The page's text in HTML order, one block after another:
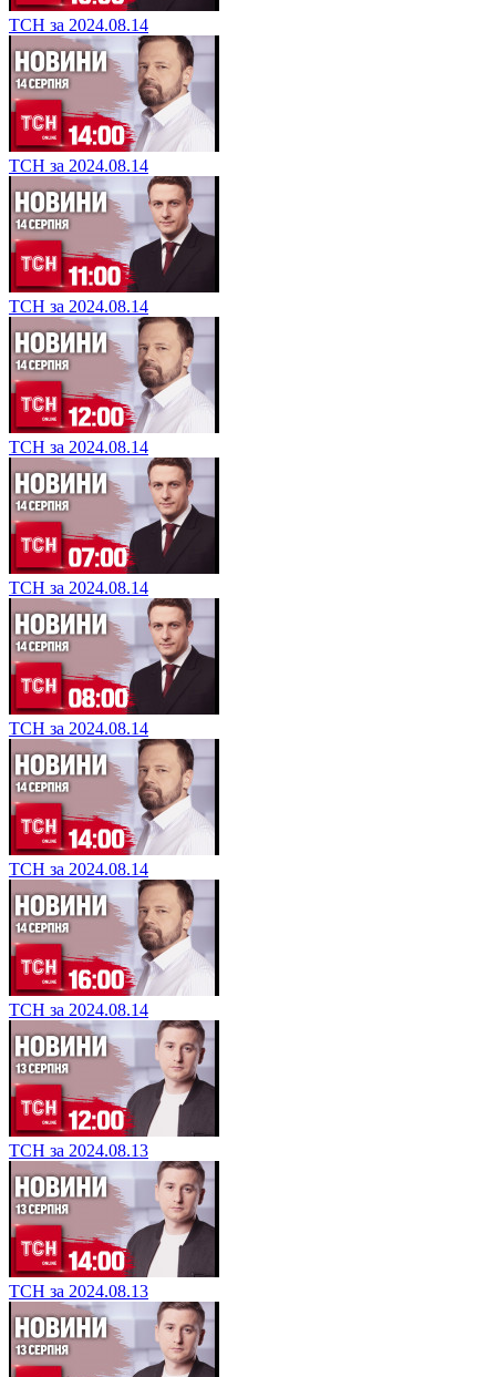
ТСН за 2024.08.14
ТСН за 2024.08.14
ТСН за 2024.08.14
ТСН за 2024.08.14
ТСН за 2024.08.14
ТСН за 2024.08.14
ТСН за 2024.08.14
ТСН за 2024.08.14
ТСН за 2024.08.13
ТСН за 2024.08.13